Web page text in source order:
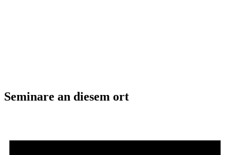
Seminare an diesem ort